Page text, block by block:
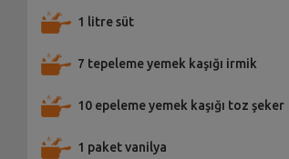
1 litre süt
7 tepeleme yemek kaşığı irmik
10 epeleme yemek kaşığı toz şeker
1 paket vanilya